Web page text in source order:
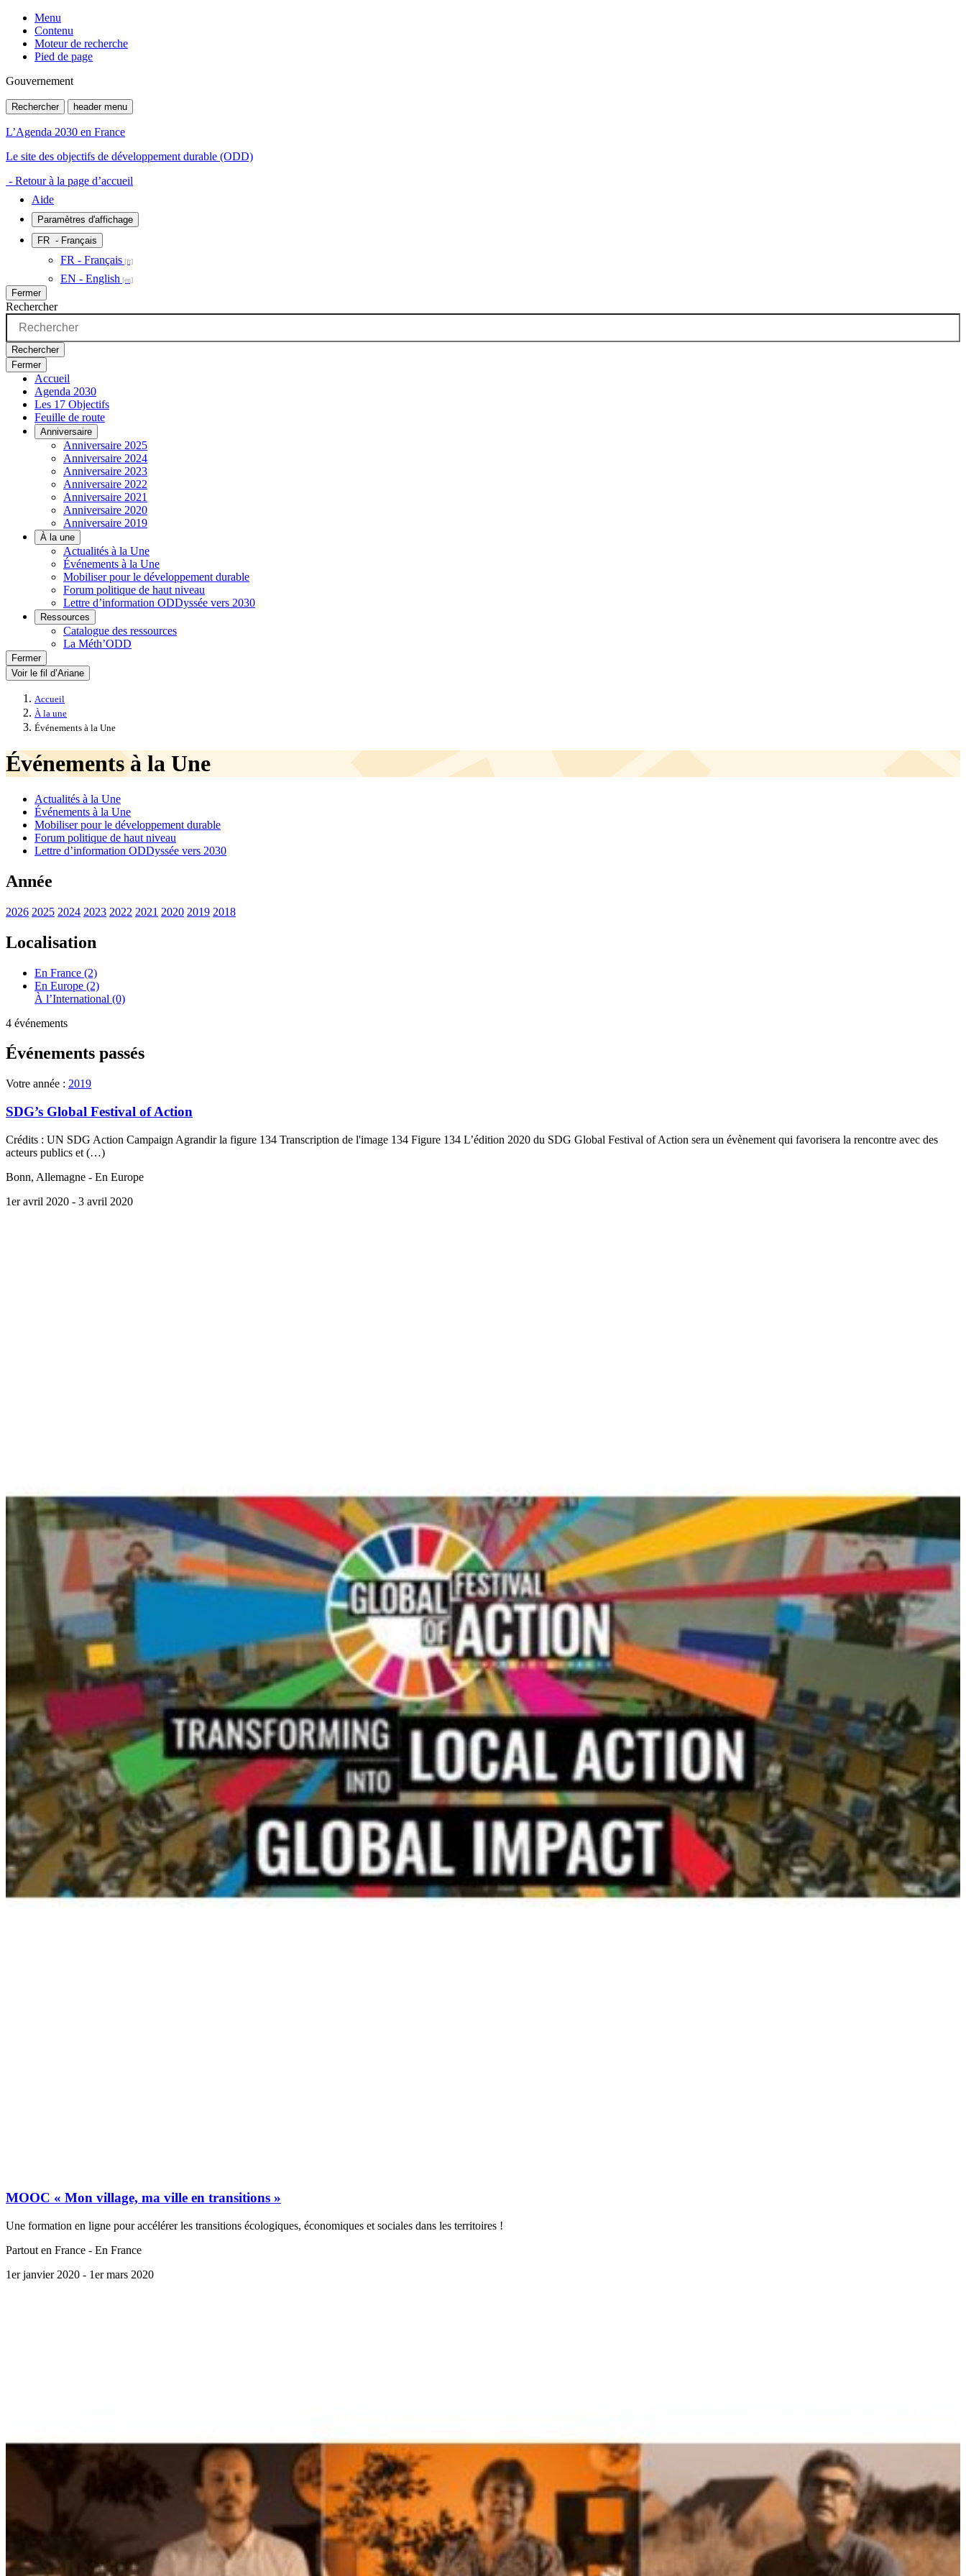
Menu
Contenu
Moteur de recherche
Pied de page
Gouvernement
Rechercher header menu
L’Agenda 2030 en France
Le site des objectifs de développement durable (ODD)
- Retour à la page d’accueil
Aide
Paramètres d'affichage
FR - Français
FR - Français
EN - English
Fermer
Rechercher
Rechercher
Fermer
Accueil
Agenda 2030
Les 17 Objectifs
Feuille de route
Anniversaire
Anniversaire 2025
Anniversaire 2024
Anniversaire 2023
Anniversaire 2022
Anniversaire 2021
Anniversaire 2020
Anniversaire 2019
À la une
Actualités à la Une
Événements à la Une
Mobiliser pour le développement durable
Forum politique de haut niveau
Lettre d’information ODDyssée vers 2030
Ressources
Catalogue des ressources
La Méth’ODD
Fermer
Voir le fil d’Ariane
Accueil
À la une
Événements à la Une
Événements à la Une
Actualités à la Une
Événements à la Une
Mobiliser pour le développement durable
Forum politique de haut niveau
Lettre d’information ODDyssée vers 2030
Année
2026 2025 2024 2023 2022 2021 2020 2019 2018
Localisation
En France (2)
En Europe (2)
À l’International (0)
4 événements
Événements passés
Votre année : 2019
SDG’s Global Festival of Action
Crédits : UN SDG Action Campaign Agrandir la figure 134 Transcription de l'image 134 Figure 134 L’édition 2020 du SDG Global Festival of Action sera un évènement qui favorisera la rencontre avec des
acteurs publics et (…)
Bonn, Allemagne - En Europe
1er avril 2020 - 3 avril 2020
MOOC « Mon village, ma ville en transitions »
Une formation en ligne pour accélérer les transitions écologiques, économiques et sociales dans les territoires !
Partout en France - En France
1er janvier 2020 - 1er mars 2020